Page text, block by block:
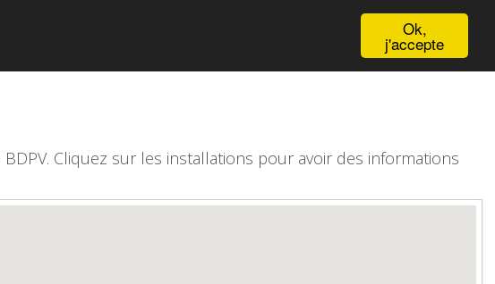
Ok,
j'accepte
Cliquez sur les installations pour avoir des informations